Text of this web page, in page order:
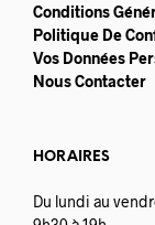
Conditions
Politique De
Vos Données
Nous Contacter
HORAIRES
Du lundi au